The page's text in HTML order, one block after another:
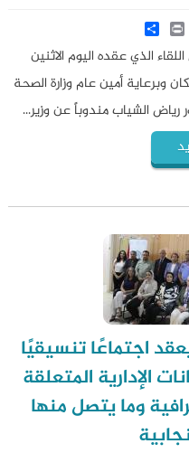
LinkedIn
Print
الذي عقده اليوم الاثنين
وبرعاية أمين عام وزارة الصحة
رياض الشياب مندوباً عن وزير...
اجتماعًا تنسيقيًا
الإدارية المتعلقة
وما يتصل منها